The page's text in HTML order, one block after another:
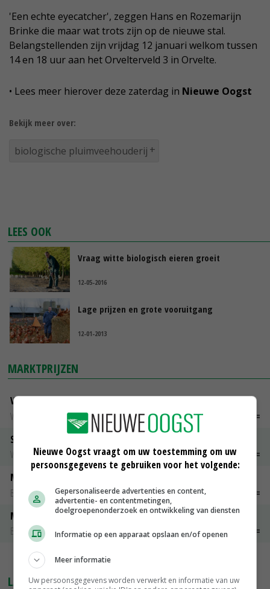
'Een echte eyecatcher', zeggen Hans en Rozemarijn
Brinke die maar wat trots zijn op de nieuwe stal.
Belangstellenden zijn vrijdag 12 januari welkom tussen
14 en 18 uur aan het Orvelterveld 3 in Orvelte.
• Lees meer hierover deze zaterdag in Nieuwe Oogst
Bekijk meer over:
biologische pluimveehouderij
LEES OOK
Vraag witte biologisch eieren groeit
12-05-2016
Lage prijzen en grote vooruitgang
12-01-2013
MARKTPRIJZEN
Vleeskuikens Barneveld tot 2000 gr
Weekcijfers
€ 1,09
Slachtkippen Barneveld Moederdieren (> 3,5 kg)
Weekcijfers
€ 0,85 € 0,00
Maat 48
Barneveld kooieieren
€ 7,15
Maat 54
Barneveld kooieieren
€ 9,10 € 0,00
MEER MARKTPRIJZEN
LAATSTE NIEUWS
Nieuwe Oogst vraagt om uw toestemming om uw
persoonsgegevens te gebruiken voor het volgende:
Gepersonaliseerde advertenties en content,
advertentie- en contentmetingen,
doelgroepenonderzoek en ontwikkeling van diensten
Informatie op een apparaat opslaan en/of openen
Meer informatie
Uw persoonsgegevens worden verwerkt en informatie van uw